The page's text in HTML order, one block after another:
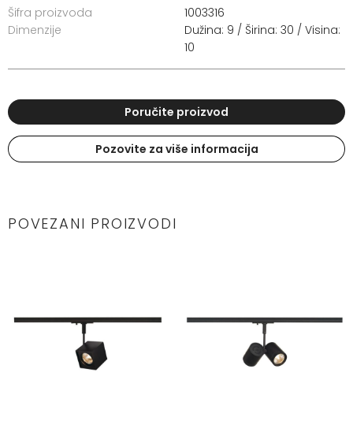
Šifra proizvoda
1003316
Dimenzije
Dužina: 9 / Širina: 30 / Visina:
10
Poručite proizvod
Pozovite za više informacija
POVEZANI PROIZVODI